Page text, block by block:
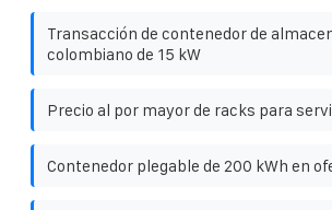
Transacción de contenedor de
colombiano de 15 kW
Precio al por mayor de racks para
Contenedor plegable de 200 kWh en